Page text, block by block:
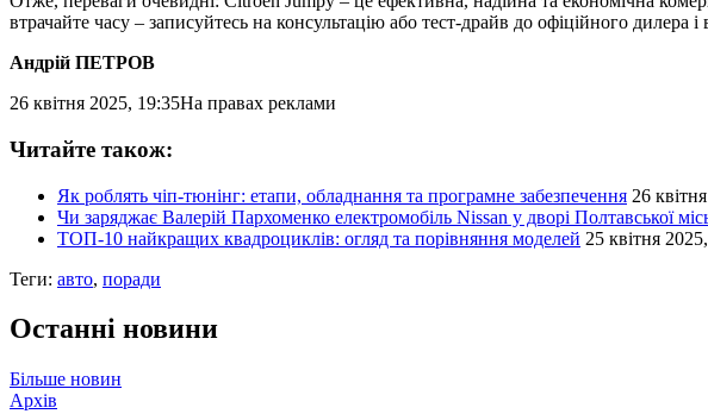
втрачайте часу – записуйтесь на консультацію або тест-драйв до офіційного дилера
Андрій ПЕТРОВ
26 квітня 2025, 19:35На правах реклами
Читайте також:
Як роблять чіп-тюнінг: етапи, обладнання та програмне забезпечення 26
Чи заряджає Валерій Пархоменко електромобіль Nissan у дворі Полтавської
ТОП-10 найкращих квадроциклів: огляд та порівняння моделей 25 квітня
Теги: авто, поради
Останні новини
Більше новин
Архів